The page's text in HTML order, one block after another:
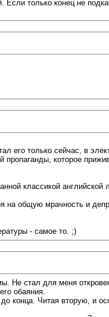
только конец не
его только сейчас, в
пропаганды, которое
классикой английской
общую мрачность и
- самое то. ;)
Не стал для меня
обаяния.
конца. Читая вторую, и